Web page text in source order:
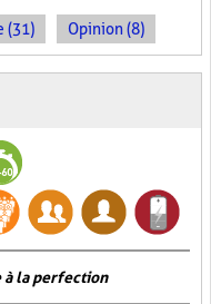
(31) Opinion (8)
à la perfection